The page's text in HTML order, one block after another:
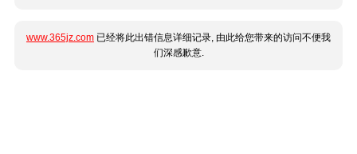
www.365jz.com 已经将此出错信息详细记录, 由此给您带来的访问不便我
们深感歉意.